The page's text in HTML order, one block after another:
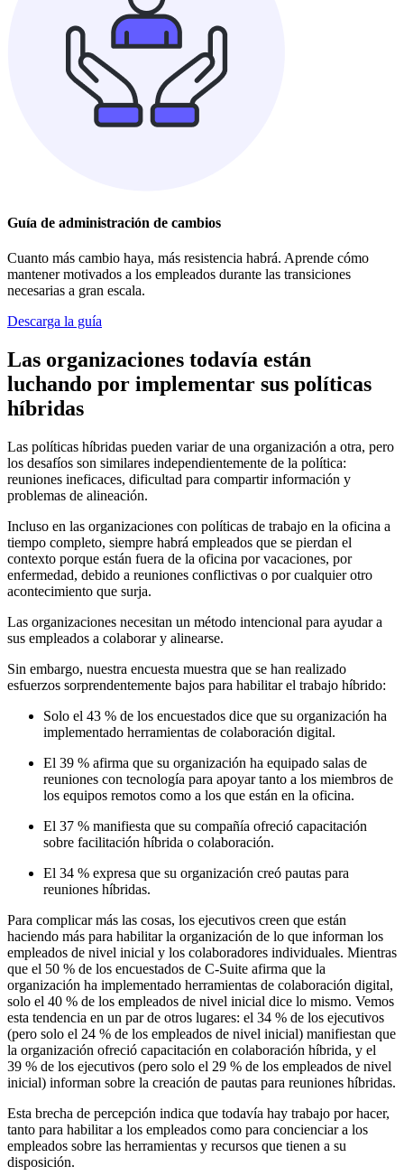
Guía de administración de cambios
Cuanto más cambio haya, más resistencia habrá. Aprende cómo
mantener motivados a los empleados durante las transiciones
necesarias a gran escala.
Descarga la guía
Las organizaciones todavía están
luchando por implementar sus políticas
híbridas
Las políticas híbridas pueden variar de una organización a otra, pero
los desafíos son similares independientemente de la política:
reuniones ineficaces, dificultad para compartir información y
problemas de alineación.
Incluso en las organizaciones con políticas de trabajo en la oficina a
tiempo completo, siempre habrá empleados que se pierdan el
contexto porque están fuera de la oficina por vacaciones, por
enfermedad, debido a reuniones conflictivas o por cualquier otro
acontecimiento que surja.
Las organizaciones necesitan un método intencional para ayudar a
sus empleados a colaborar y alinearse.
Sin embargo, nuestra encuesta muestra que se han realizado
esfuerzos sorprendentemente bajos para habilitar el trabajo híbrido:
Solo el 43 % de los encuestados dice que su organización ha
implementado herramientas de colaboración digital.
El 39 % afirma que su organización ha equipado salas de
reuniones con tecnología para apoyar tanto a los miembros de
los equipos remotos como a los que están en la oficina.
El 37 % manifiesta que su compañía ofreció capacitación
sobre facilitación híbrida o colaboración.
El 34 % expresa que su organización creó pautas para
reuniones híbridas.
Para complicar más las cosas, los ejecutivos creen que están
haciendo más para habilitar la organización de lo que informan los
empleados de nivel inicial y los colaboradores individuales. Mientras
que el 50 % de los encuestados de C-Suite afirma que la
organización ha implementado herramientas de colaboración digital,
solo el 40 % de los empleados de nivel inicial dice lo mismo. Vemos
esta tendencia en un par de otros lugares: el 34 % de los ejecutivos
(pero solo el 24 % de los empleados de nivel inicial) manifiestan que
la organización ofreció capacitación en colaboración híbrida, y el
39 % de los ejecutivos (pero solo el 29 % de los empleados de nivel
inicial) informan sobre la creación de pautas para reuniones híbridas.
Esta brecha de percepción indica que todavía hay trabajo por hacer,
tanto para habilitar a los empleados como para concienciar a los
empleados sobre las herramientas y recursos que tienen a su
disposición.